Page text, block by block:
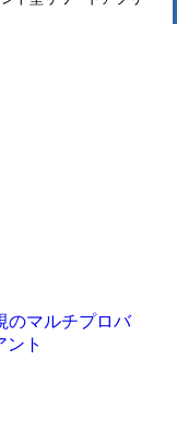
のマルチプロバ
ント